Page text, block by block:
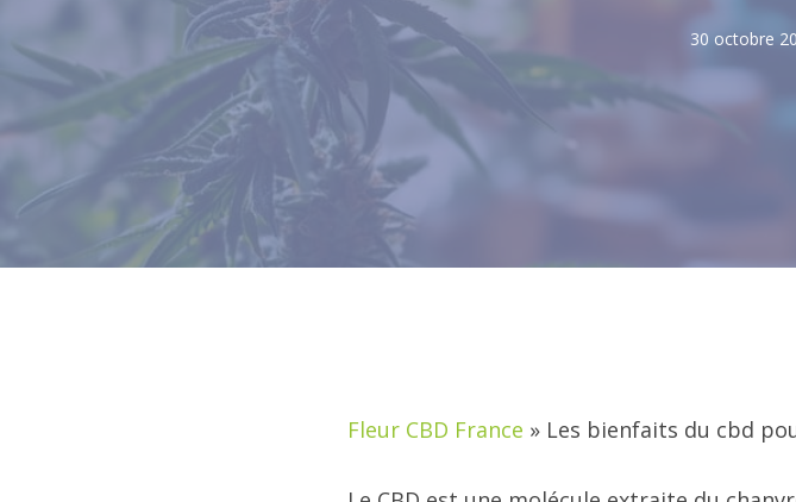
30 octobre
Fleur CBD France » Les bienfaits du cbd